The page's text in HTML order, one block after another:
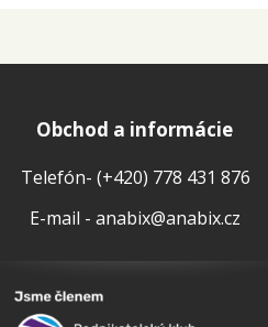
Obchod a informácie
Telefón- (+420) 778 431 876
E-mail - anabix@anabix.cz